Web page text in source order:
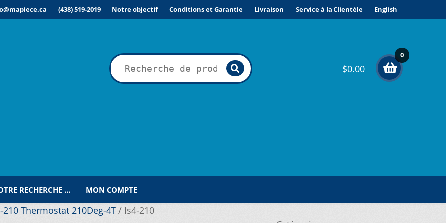
(438) 519-2019 Notre objectif Conditions et Garantie Livraison Service à la Clientèle English
$0.00
0
élé
RECHERCHE … MON COMPTE
POUR UNE RECHERCHE PERSONNALISÉE…
210 Thermostat 210Deg-4T/ ls4-210